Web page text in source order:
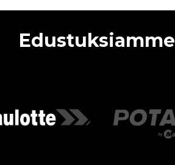
Edustuksiamme